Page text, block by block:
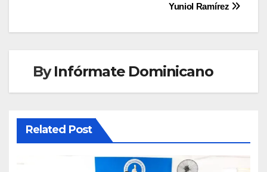
Yuniol Ramírez
ByInfórmate Dominicano
Related Post